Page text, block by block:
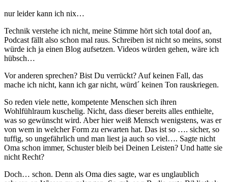
nur leider kann ich nix…
Technik verstehe ich nicht, meine Stimme hört sich total doof an,
Podcast fällt also schon mal raus. Schreiben ist nicht so meins, sonst
würde ich ja einen Blog aufsetzen. Videos würden gehen, wäre ich
hübsch…
Vor anderen sprechen? Bist Du verrückt? Auf keinen Fall, das
mache ich nicht, kann ich gar nicht, würd´ keinen Ton rauskriegen.
So reden viele nette, kompetente Menschen sich ihren
Wohlfühlraum kuschelig. Nicht, dass dieser bereits alles enthielte,
was so gewünscht wird. Aber hier weiß Mensch wenigstens, was er
von wem in welcher Form zu erwarten hat. Das ist so …. sicher, so
tuffig, so ungefährlich und man liest ja auch so viel…. Sagte nicht
Oma schon immer, Schuster bleib bei Deinen Leisten? Und hatte sie
nicht Recht?
Doch… schon. Denn als Oma dies sagte, war es unglaublich